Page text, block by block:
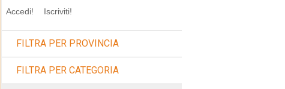
Accedi! Iscriviti!
FILTRA PER PROVINCIA
FILTRA PER CATEGORIA